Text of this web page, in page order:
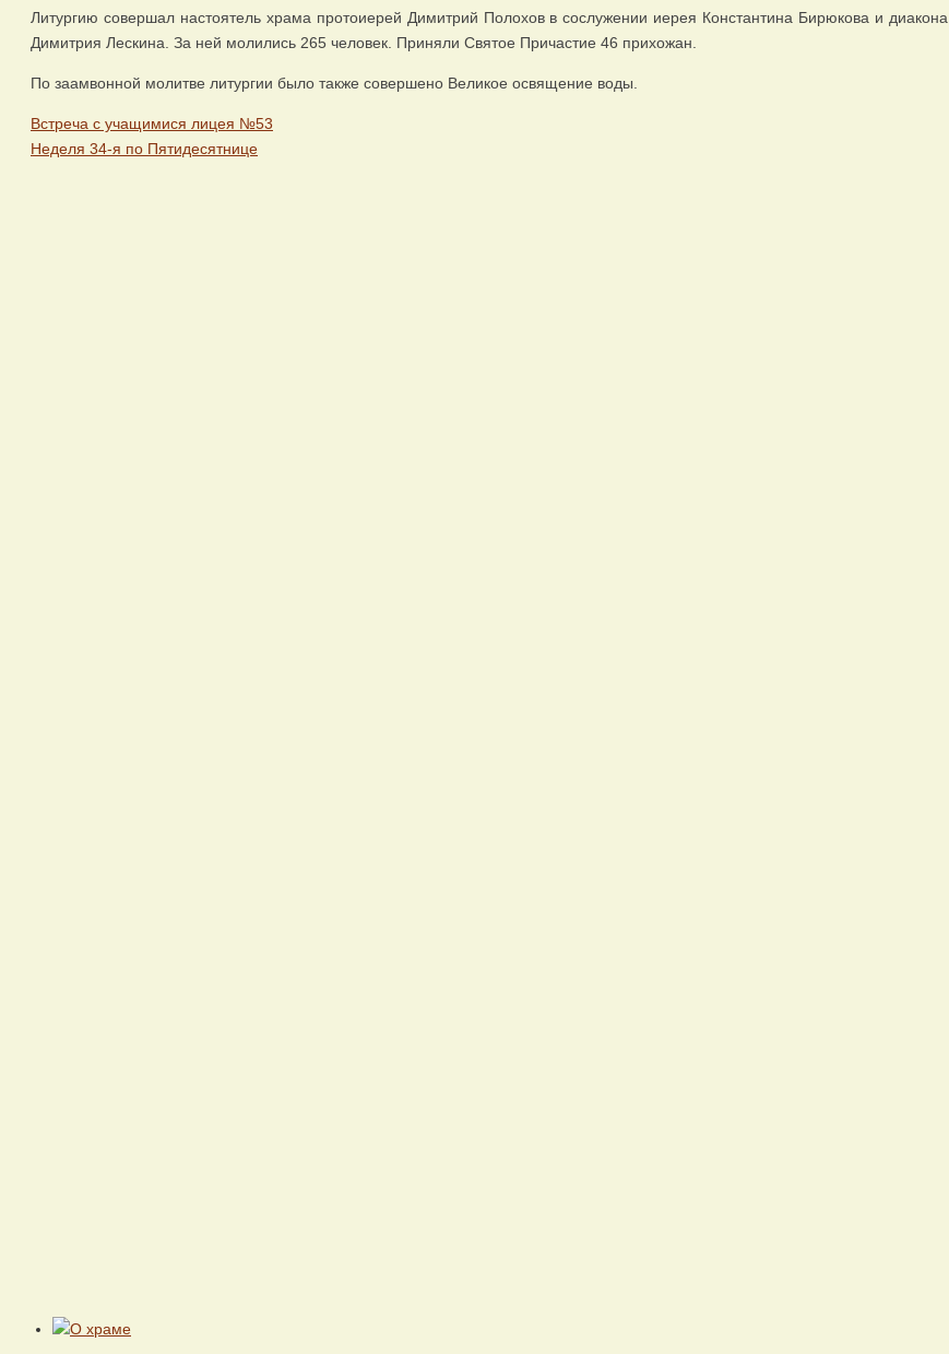
Литургию совершал настоятель храма протоиерей Димитрий Полохов в сослужении иерея Константина Бирюкова и диакона
Димитрия Лескина. За ней молились 265 человек. Приняли Святое Причастие 46 прихожан.
По заамвонной молитве литургии было также совершено Великое освящение воды.
Встреча с учащимися лицея №53
Неделя 34-я по Пятидесятнице